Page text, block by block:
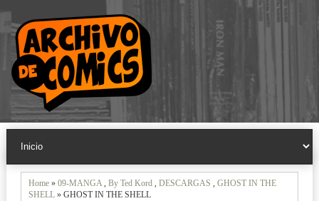
Home» 09-MANGA, By Ted Kord, DESCARGAS , GHOST IN THE
SHELL» GHOST IN THE SHELL